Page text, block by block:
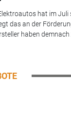
hat im Juli
das an der
haben demnach